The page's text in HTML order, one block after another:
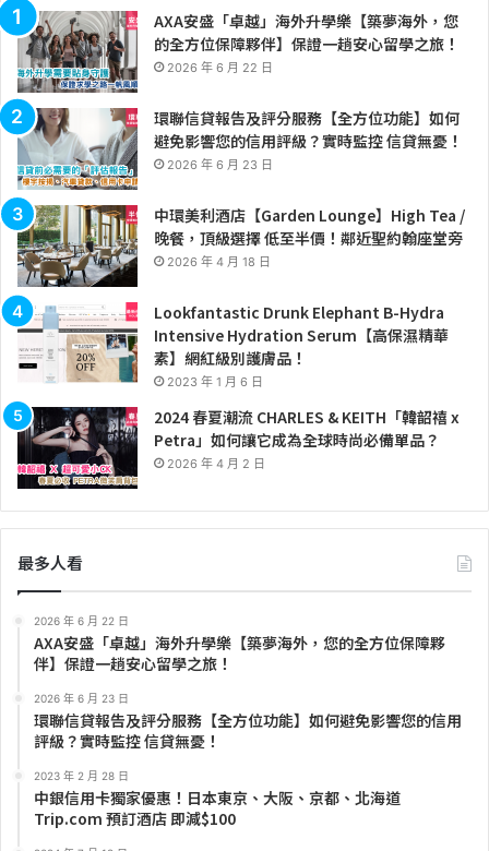
AXA安盛「卓越」海外升學樂【築夢海外，您
的全方位保障夥伴】保證一趟安心留學之旅！
2026 年 6 月 22 日
環聯信貸報告及評分服務【全方位功能】如何
避免影響您的信用評級？實時監控 信貸無憂！
2026 年 6 月 23 日
中環美利酒店【Garden Lounge】High Tea /
晚餐，頂級選擇 低至半價！鄰近聖約翰座堂旁
2026 年 4 月 18 日
Lookfantastic Drunk Elephant B-Hydra
Intensive Hydration Serum【高保濕精華
素】網紅級別護膚品！
2023 年 1 月 6 日
2024 春夏潮流 CHARLES & KEITH「韓韶禧 x
Petra」如何讓它成為全球時尚必備單品？
2026 年 4 月 2 日
最多人看
2026 年 6 月 22 日
AXA安盛「卓越」海外升學樂【築夢海外，您的全方位保障夥
伴】保證一趟安心留學之旅！
2026 年 6 月 23 日
環聯信貸報告及評分服務【全方位功能】如何避免影響您的信用
評級？實時監控 信貸無憂！
2023 年 2 月 28 日
中銀信用卡獨家優惠！日本東京、大阪、京都、北海道
Trip.com 預訂酒店 即減$100